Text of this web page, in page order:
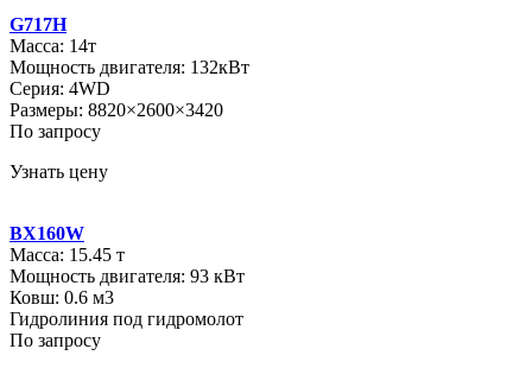
G717H
Масса: 14т
Мощность двигателя: 132кВт
Серия: 4WD
Размеры: 8820×2600×3420
По запросу
Узнать цену
BX160W
Масса: 15.45 т
Мощность двигателя: 93 кВт
Ковш: 0.6 м3
Гидролиния под гидромолот
По запросу